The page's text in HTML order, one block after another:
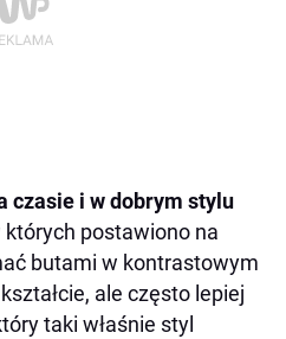
czasie i w dobrym stylu
postawiono na
butami w kontrastowym
ale często lepiej
taki właśnie styl